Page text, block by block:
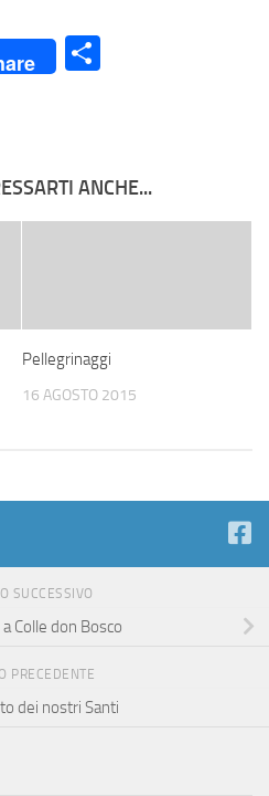
ANCHE...
Pellegrinaggi
16 AGOSTO 2015
SUCCESSIVO
Colle don Bosco
PRECEDENTE
dei nostri Santi